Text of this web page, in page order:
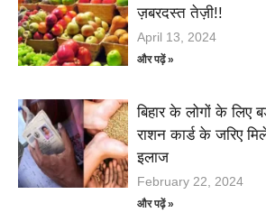
ज़बरदस्त तेज़ी!!
April 13, 2024
और पढ़ें »
बिहार के लोगों के लिए
राशन कार्ड के जरिए
इलाज
February 22, 2024
और पढ़ें »